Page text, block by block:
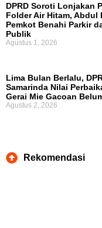
DPRD Soroti Lonjakan
Folder Air Hitam, Abdul
Pemkot Benahi Parkir
Publik
Agustus 1, 2026
Lima Bulan Berlalu,
Samarinda Nilai
Gerai Mie Gacoan
Agustus 2, 2026
Rekomendasi